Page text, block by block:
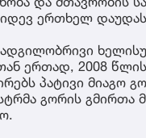
ერთხელ
ერთად, 2008
პატივი მიაგო
გორის გმირთა